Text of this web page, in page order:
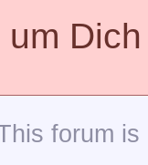
um
forum is